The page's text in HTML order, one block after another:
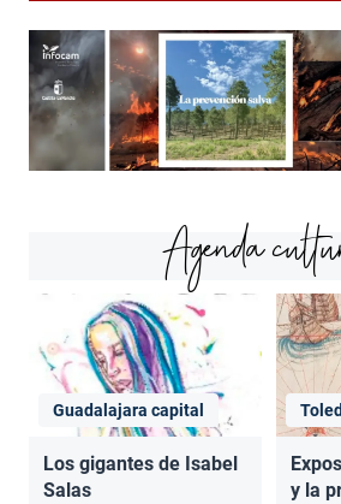
Agenda
Guadalajara capital
Los gigantes de Isabel
Salas
y la